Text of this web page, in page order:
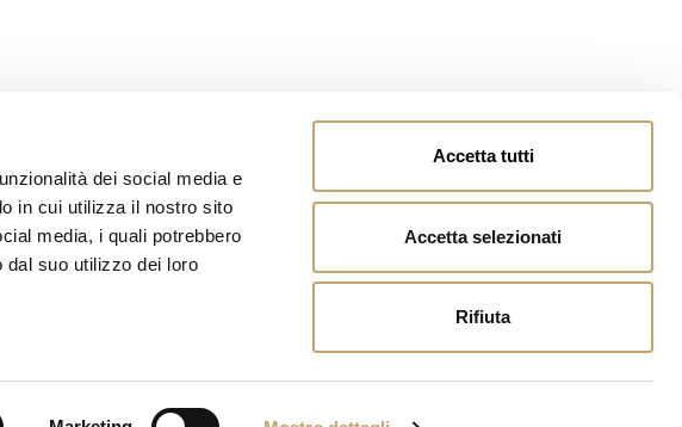
dei social media e
in cui utilizza il nostro sito
media, i quali potrebbero
dal suo utilizzo dei loro
Accetta tutti
Accetta selezionati
Rifiuta